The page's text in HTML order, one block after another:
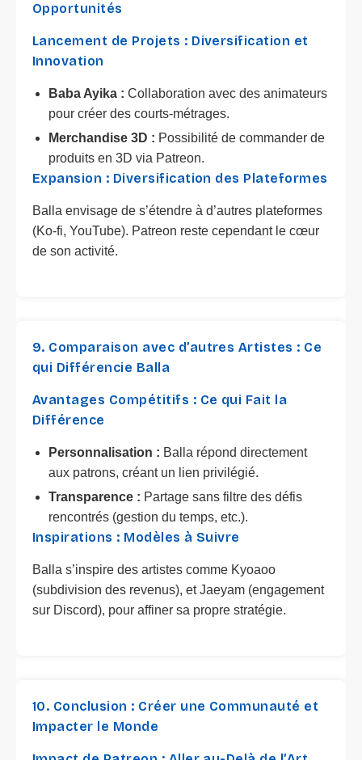
Opportunités
Lancement de Projets : Diversification et
Innovation
Baba Ayika : Collaboration avec des animateurs
pour créer des courts-métrages.
Merchandise 3D : Possibilité de commander de
produits en 3D via Patreon.
Expansion : Diversification des Plateformes
Balla envisage de s’étendre à d’autres plateformes
(Ko-fi, YouTube). Patreon reste cependant le cœur
de son activité.
9. Comparaison avec d’autres Artistes : Ce
qui Différencie Balla
Avantages Compétitifs : Ce qui Fait la
Différence
Personnalisation : Balla répond directement
aux patrons, créant un lien privilégié.
Transparence : Partage sans filtre des défis
rencontrés (gestion du temps, etc.).
Inspirations : Modèles à Suivre
Balla s’inspire des artistes comme Kyoaoo
(subdivision des revenus), et Jaeyam (engagement
sur Discord), pour affiner sa propre stratégie.
10. Conclusion : Créer une Communauté et
Impacter le Monde